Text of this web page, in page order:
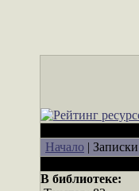
Начало |
В библиотеке: